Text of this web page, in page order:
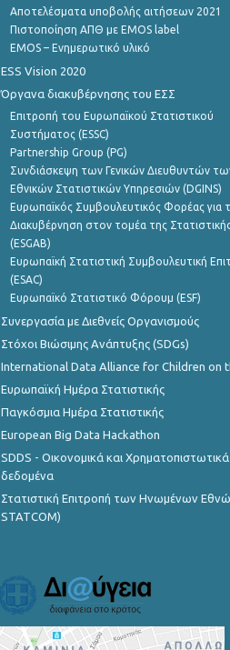
Αποτελέσματα υποβολής αιτήσεων 2021
Πιστοποίηση ΑΠΘ με EMOS label
EMOS – Ενημερωτικό υλικό
ESS Vision 2020
Όργανα διακυβέρνησης του ΕΣΣ
Επιτροπή του Ευρωπαϊκού Στατιστικού
Συστήματος (ESSC)
Partnership Group (PG)
Συνδιάσκεψη των Γενικών Διευθυντών
Εθνικών Στατιστικών Υπηρεσιών (DGINS)
Ευρωπαϊκός Συμβουλευτικός Φορέας για
Διακυβέρνηση στον τομέα της
(ESGAB)
Ευρωπαϊκή Στατιστική Συμβουλευτική
(ESAC)
Ευρωπαϊκό Στατιστικό Φόρουμ (ESF)
Συνεργασία με Διεθνείς Οργανισμούς
Στόχοι Βιώσιμης Ανάπτυξης (SDGs)
International Data Alliance for Children on
Ευρωπαϊκή Ημέρα Στατιστικής
Παγκόσμια Ημέρα Στατιστικής
European Big Data Hackathon
SDDS - Οικονομικά και Χρηματοπιστωτικά
δεδομένα
Στατιστική Επιτροπή των Ηνωμένων
STATCOM)